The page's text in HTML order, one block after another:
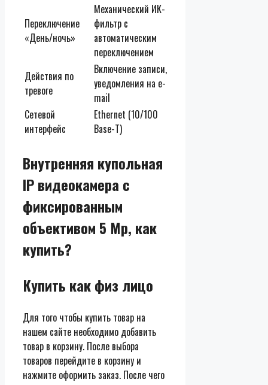
Переключение
«День/ночь»
Механический ИК-
фильтр с
автоматическим
переключением
Действия по
тревоге
Включение записи,
уведомления на e-
mail
Сетевой
интерфейс
Ethernet (10/100
Base-T)
Внутренняя купольная
IP видеокамера с
фиксированным
объективом 5 Mp, как
купить?
Купить как физ лицо
Для того чтобы купить товар на
нашем сайте необходимо добавить
товар в корзину. После выбора
товаров перейдите в корзину и
нажмите оформить заказ. После чего